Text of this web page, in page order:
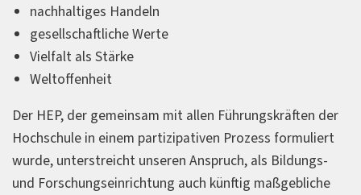
nachhaltiges Handeln
gesellschaftliche Werte
Vielfalt als Stärke
Weltoffenheit
Der HEP, der gemeinsam mit allen Führungskräften der
Hochschule in einem partizipativen Prozess formuliert
wurde, unterstreicht unseren Anspruch, als Bildungs-
und Forschungseinrichtung auch künftig maßgebliche